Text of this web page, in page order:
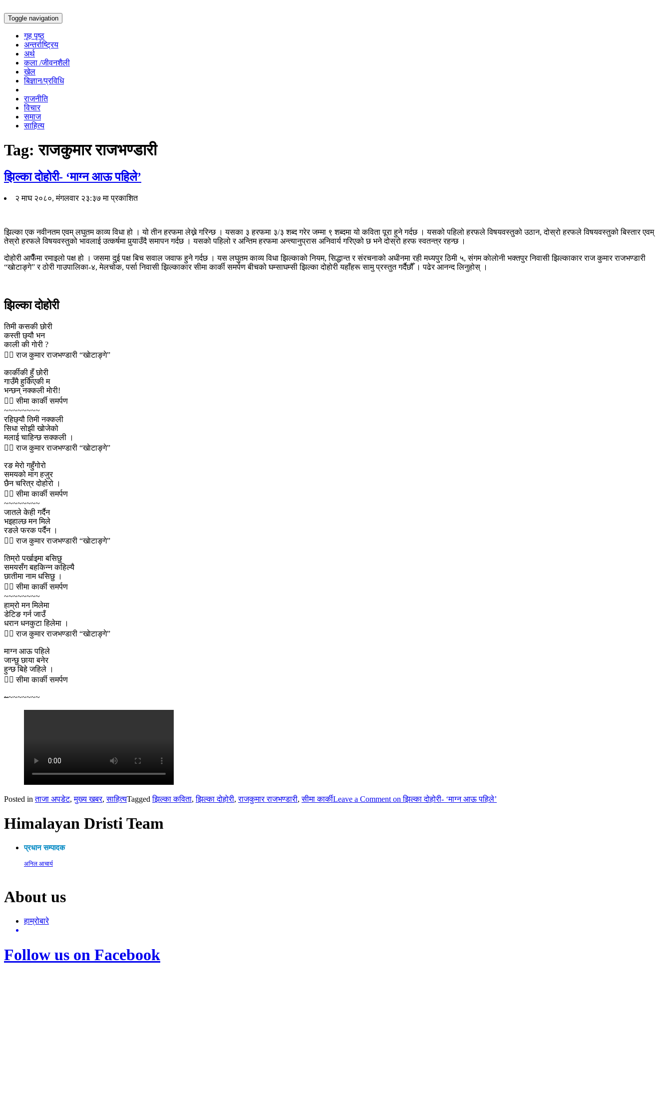
Toggle navigation
गृह पृष्ठ
अन्तर्राष्ट्रिय
अर्थ
कला /जीवनशैली
खेल
बिज्ञान/प्रविधि
राजनीति
विचार
समाज
साहित्य
Tag:राजकुमार राजभण्डारी
झिल्का दोहोरी- ‘माग्न आऊ पहिले’
२ माघ २०८०, मंगलवार २३:३७ मा प्रकाशित
झिल्का एक नवीनतम एवम् लघुतम काव्य विधा हो । यो तीन हरफमा लेख्ने गरिन्छ । यसका ३ हरफमा ३/३ शब्द गरेर जम्मा ९ शब्दमा यो कविता पूरा हुने गर्दछ । यसको पहिलो हरफले विषयवस्तुको उठान, दोस्रो हरफले विषयवस्तुको बिस्तार एवम्
तेस्रो हरफले विषयवस्तुको भावलाई उत्कर्षमा पुर्‍याउँदै समापन गर्दछ । यसको पहिलो र अन्तिम हरफमा अन्त्यानुप्रास अनिवार्य गरिएको छ भने दोस्रो हरफ स्वतन्त्र रहन्छ ।
दोहोरी आफैँमा रमाइलो पक्ष हो । जसमा दुई पक्ष बिच सवाल जवाफ हुने गर्दछ । यस लघुतम काव्य विधा झिल्काको नियम, सिद्धान्त र संरचनाको अधीनमा रही मध्यपुर ठिमी ५, संगम काेलाेनी भक्तपुर निवासी झिल्काकार राज कुमार राजभण्डारी
“खाेटाङ्गे” र ठोरी गाउपालिका-४, मेलचोक, पर्सा निवासी झिल्काकार सीमा कार्की समर्पण बीचको घम्साघम्सी झिल्का दोहोरी यहाँहरू सामु प्रस्तुत गर्दैछौँ । पढेर आनन्द लिनुहोस् ।
झिल्का दोहोरी
तिमी कसकी छाेरी
कस्ती छ्यौ भन
काली की गाेरी ?
🙎‍♂️ राज कुमार राजभण्डारी “खाेटाङ्गे”
कार्कीकी हुँ छोरी
गाउँमै हुर्किएकी म
भन्छन् नक्कली माेरी!
🙎‍♀️ सीमा कार्की समर्पण
~~~~~~~~
रहिछ्यौ तिमी नक्कली
सिधा सोझी खोजेको
मलाई चाहिन्छ सक्कली ।
🙎‍♂️ राज कुमार राजभण्डारी “खाेटाङ्गे”
रङ मेरो गहुँगोरो
समयको माग हजुर
छैन चरित्र दोहोरो ।
🙎‍♀️ सीमा कार्की समर्पण
~~~~~~~~
जातले केही गर्दैन
भइहाल्छ मन मिले
रङले फरक पर्दैन ।
🙎‍♂️ राज कुमार राजभण्डारी “खाेटाङ्गे”
तिम्रो पर्खाइमा बसिछु
समयसँग बहकिन्न कहिल्यै
छातीमा नाम धसिछु ।
🙎‍♀️ सीमा कार्की समर्पण
~~~~~~~~
हाम्रो मन मिलेमा
डेटिङ गर्न जाउँ
धरान धनकुटा हिलेमा ।
🙎‍♂️ राज कुमार राजभण्डारी “खाेटाङ्गे”
माग्न आऊ पहिले
जान्छु छाया बनेर
हुन्छ बिहे जहिले ।
🙎‍♀️ सीमा कार्की समर्पण
~~~~~~~~
Posted inताजा अपडेट,मुख्य खबर,साहित्यTaggedझिल्का कविता,झिल्का दोहोरी,राजकुमार राजभण्डारी,सीमा कार्कीLeave a Comment on झिल्का दोहोरी- ‘माग्न आऊ पहिले’
Himalayan Dristi Team
प्रधान सम्पादक
अनिल आचार्य
About us
हाम्रोबारे
Follow us on Facebook